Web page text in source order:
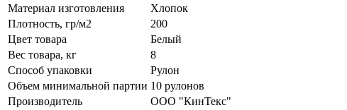
Материал изготовления
Хлопок
Плотность, гр/м2
200
Цвет товара
Белый
Вес товара, кг
8
Способ упаковки
Рулон
Объем минимальной партии 10 рулонов
Производитель
ООО "КинТекс"